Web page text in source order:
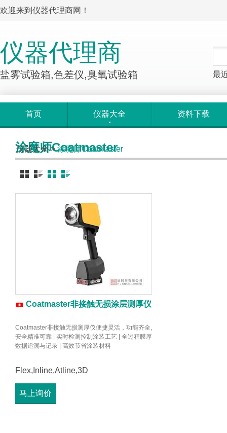
欢迎来到仪器代理商网！
仪器代理商
盐雾试验箱,色差仪,臭氧试验箱 最
首页 仪器大全 资料下载
仪器大全>涂魔师Coatmaster
涂魔师Coatmaster
Coatmaster非接触无损涂层测厚仪
Coatmaster非接触无损测厚仪便捷灵活，功能齐全,
安全精准可靠 | 实时检测控制涂装工艺 | 全过程膜厚
数据追溯与记录 | 高效节省涂装材料
Flex,Inline,Atline,3D
马上询价